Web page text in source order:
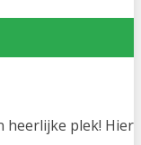
heerlijke plek! Hier